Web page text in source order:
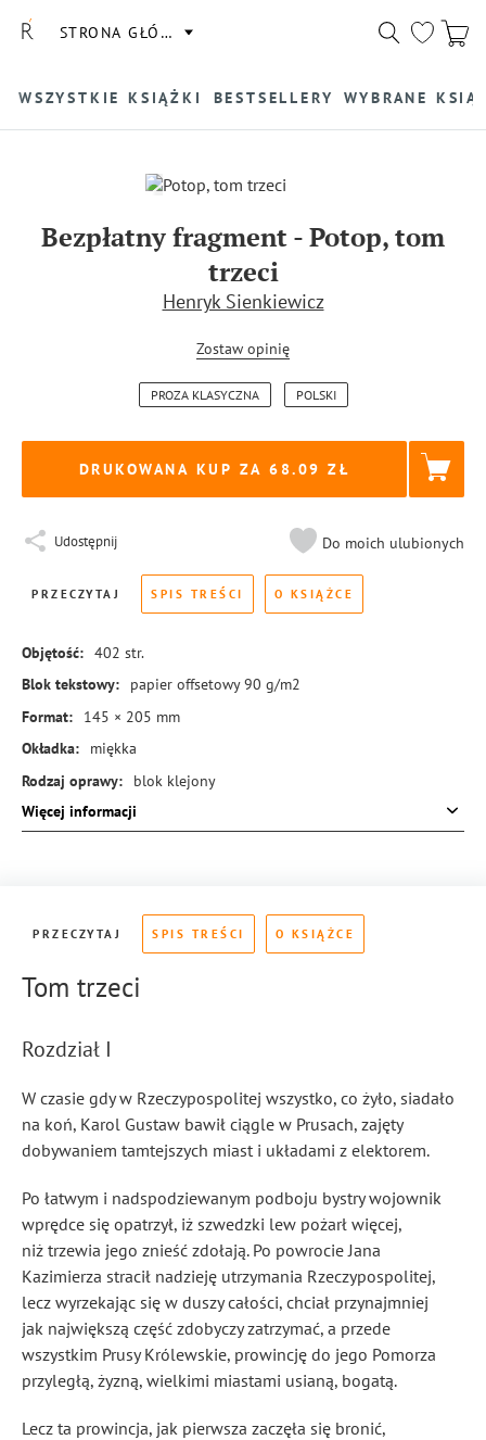
STRONA GŁÓWNA
WSZYSTKIE KSIĄŻKI BESTSELLERY WYBRANE
Bezpłatny fragment-Potop, tom
trzeci
Henryk Sienkiewicz
Zostaw opinię
PROZA KLASYCZNA POLSKI
DRUKOWANA KUP ZA 68.09
Udostępnij Do moich ulubionych
PRZECZYTAJ SPIS TREŚCI O KSIĄŻCE
Objętość: 402 str.
Blok tekstowy:
papier offsetowy 90 g/m2
Format:
145 × 205 mm
Okładka:
miękka
Rodzaj oprawy:
blok klejony
ISBN:
978-83-288-0906-2
Więcej informacji
PRZECZYTAJ SPIS TREŚCI O KSIĄŻCE
Tom trzeci
Rozdział I
W czasie gdy w Rzeczypospolitej wszystko, co żyło, siadało
na koń, Karol Gustaw bawił ciągle w Prusach, zajęty
dobywaniem tamtejszych miast i układami z elektorem.
Po łatwym i nadspodziewanym podboju bystry wojownik
wprędce się opatrzył, iż szwedzki lew pożarł więcej,
niż trzewia jego znieść zdołają. Po powrocie Jana
Kazimierza stracił nadzieję utrzymania Rzeczypospolitej,
lecz wyrzekając się w duszy całości, chciał przynajmniej
jak największą część zdobyczy zatrzymać, a przede
wszystkim Prusy Królewskie, prowincję do jego Pomorza
przyległą, żyzną, wielkimi miastami usianą, bogatą.
Lecz ta prowincja, jak pierwsza zaczęła się bronić,